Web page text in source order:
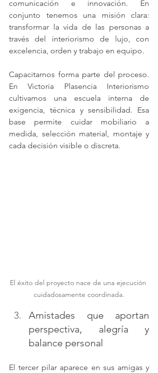
comunicación e innovación. En
conjunto tenemos una misión clara:
transformar la vida de las personas a
través del interiorismo de lujo, con
excelencia, orden y trabajo en equipo.
Capacitarnos forma parte del proceso.
En Victoria Plasencia Interiorismo
cultivamos una escuela interna de
exigencia, técnica y sensibilidad. Esa
base permite cuidar mobiliario a
medida, selección material, montaje y
cada decisión visible o discreta.
El éxito del proyecto nace de una ejecución
cuidadosamente coordinada.
Amistades que aportan
perspectiva, alegría y
balance personal
El tercer pilar aparece en sus amigas y